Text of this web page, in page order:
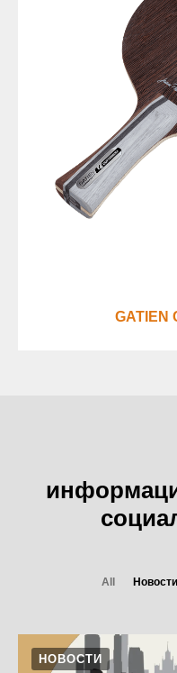
GATIEN
All Новости
НОВОСТИ